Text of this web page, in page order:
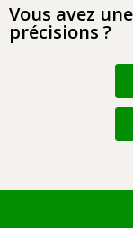
Vous avez
précisions ?